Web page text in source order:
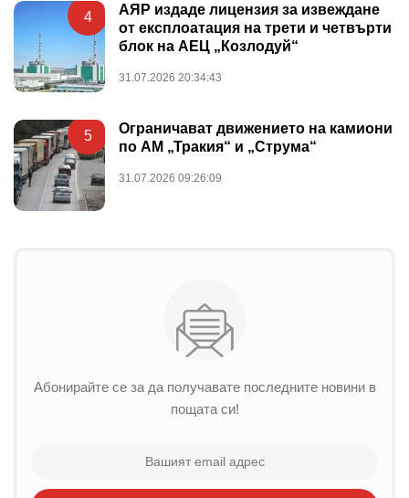
4
АЯР издаде лицензия за извеждане
от експлоатация на трети и четвърти
блок на АЕЦ „Козлодуй“
31.07.2026 20:34:43
5
Ограничават движението на камиони
по АМ „Тракия“ и „Струма“
31.07.2026 09:26:09
Абонирайте се за да получавате последните новини в
пощата си!